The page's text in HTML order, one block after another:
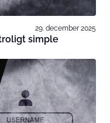
29. december 2025
simple